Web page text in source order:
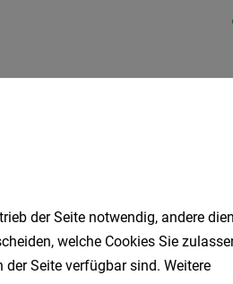
der Seite notwendig, andere
welche Cookies Sie
Seite verfügbar sind. Weitere